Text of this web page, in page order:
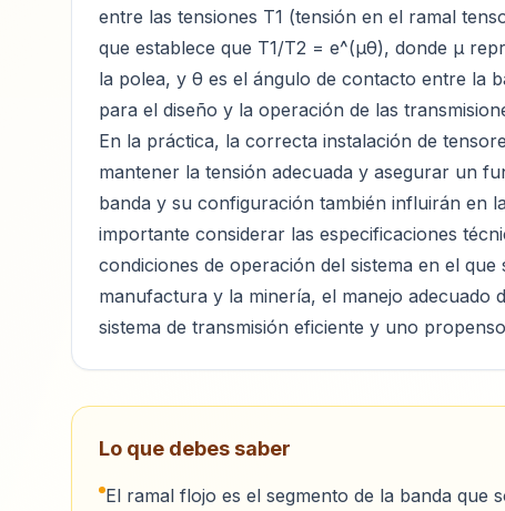
entre las tensiones T1 (tensión en el ramal
que establece que T1/T2 = e^(μθ), donde μ
la polea, y θ es el ángulo de contacto entre la
para el diseño y la operación de las
En la práctica, la correcta instalación de
mantener la tensión adecuada y asegurar un
banda y su configuración también influirán en
importante considerar las especificaciones
condiciones de operación del sistema en el
manufactura y la minería, el manejo
sistema de transmisión eficiente y uno
Lo que debes saber
El ramal flojo es el segmento de la banda que